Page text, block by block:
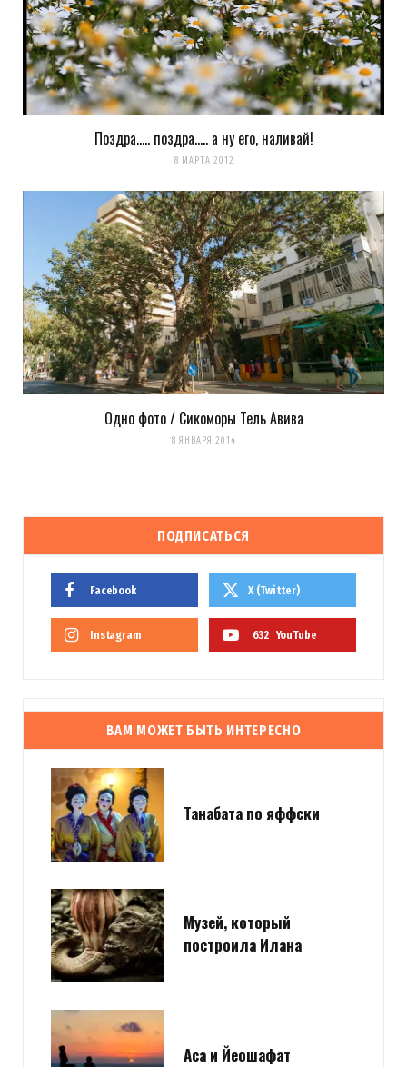
Поздра….. поздра….. а ну его, наливай!
8 МАРТА 2012
Одно фото / Сикоморы Тель Авива
8 ЯНВАРЯ 2014
ПОДПИСАТЬСЯ
Facebook X (Twitter)
Instagram 632 YouTube
ВАМ МОЖЕТ БЫТЬ ИНТЕРЕСНО
Танабата по яффски
Музей, который
построила Илана
Аса и Йеошафат